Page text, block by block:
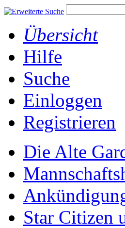
Übersicht
Hilfe
Suche
Einloggen
Registrieren
Die Alte
Star Citizen